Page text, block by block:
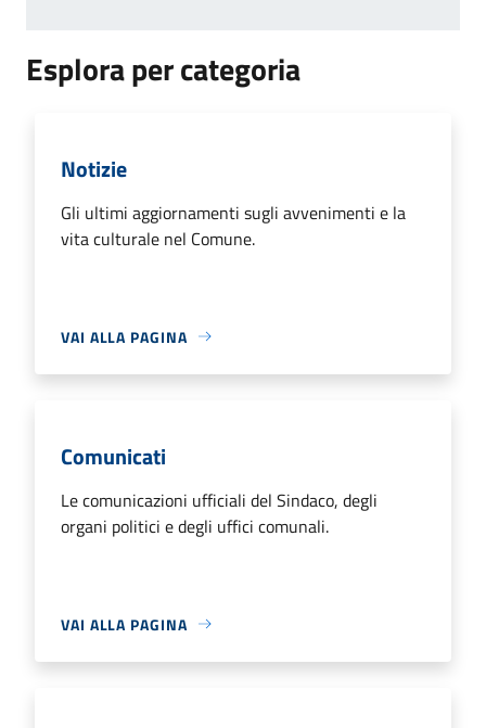
Esplora per categoria
Notizie
Gli ultimi aggiornamenti sugli avvenimenti e la
vita culturale nel Comune.
VAI ALLA PAGINA
Comunicati
Le comunicazioni ufficiali del Sindaco, degli
organi politici e degli uffici comunali.
VAI ALLA PAGINA